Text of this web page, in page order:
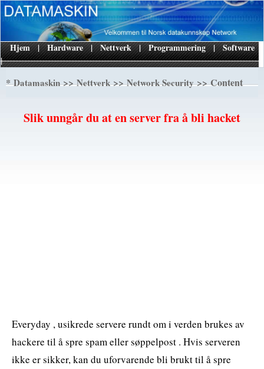
|
Hjem | Hardware | Nettverk | Programmering | Software
*Datamaskin>>Nettverk>>Network Security>> Content
Slik unngår du at en server fra å bli hacket
Everyday , usikrede servere rundt om i verden brukes av
hackere til å spre spam eller søppelpost . Hvis serveren
ikke er sikker, kan du uforvarende bli brukt til å spre